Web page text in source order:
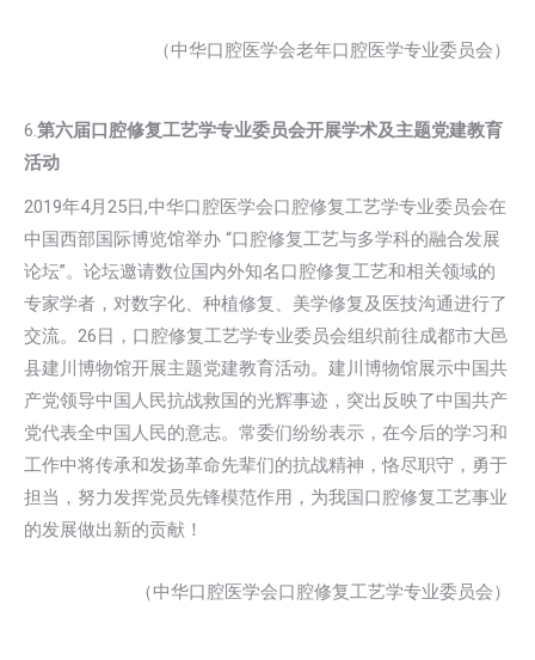
（中华口腔医学会老年口腔医学专业委员会）
6.第六届口腔修复工艺学专业委员会开展学术及主题党建教育
活动
2019年4月25日,中华口腔医学会口腔修复工艺学专业委员会在
中国西部国际博览馆举办 “口腔修复工艺与多学科的融合发展
论坛”。论坛邀请数位国内外知名口腔修复工艺和相关领域的
专家学者，对数字化、种植修复、美学修复及医技沟通进行了
交流。26日，口腔修复工艺学专业委员会组织前往成都市大邑
县建川博物馆开展主题党建教育活动。建川博物馆展示中国共
产党领导中国人民抗战救国的光辉事迹，突出反映了中国共产
党代表全中国人民的意志。常委们纷纷表示，在今后的学习和
工作中将传承和发扬革命先辈们的抗战精神，恪尽职守，勇于
担当，努力发挥党员先锋模范作用，为我国口腔修复工艺事业
的发展做出新的贡献！
（中华口腔医学会口腔修复工艺学专业委员会）